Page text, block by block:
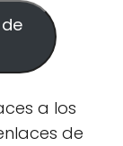
a los
de